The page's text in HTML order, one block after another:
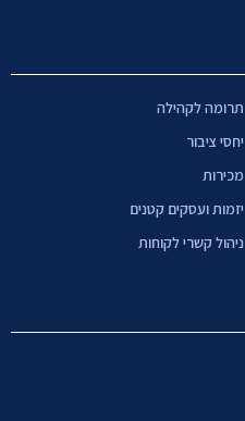
תרומה לקהילה
יחסי ציבור
מכירות
יזמות ועסקים קטנים
ניהול קשרי לקוחות